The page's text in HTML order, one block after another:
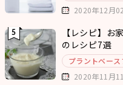
2020年12月
【レシピ】お
のレシピ7選
プラントベース
2020年11月